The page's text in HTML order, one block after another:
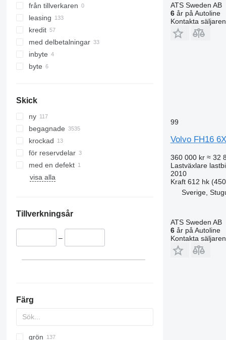
från tillverkaren
leasing
kredit
med delbetalningar
inbyte
byte
Skick
ny
begagnade
krockad
för reservdelar
med en defekt
visa alla
Tillverkningsår
–
Färg
grön
ATS Sweden AB
6år på Autoline
Kontakta säljaren
99
Volvo FH16
360 000 kr ≈ 32
Lastväxlare
2010
Kraft 612 hk
Sverige,
ATS Sweden AB
6år på Autoline
Kontakta säljaren